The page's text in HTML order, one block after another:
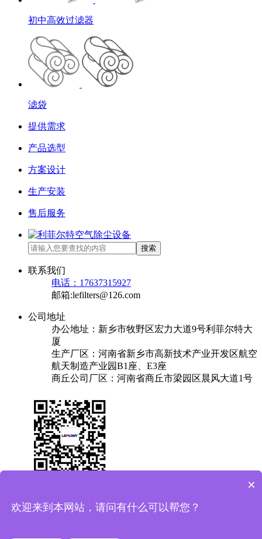
初中高效过滤器
滤袋
提供需求
产品选型
方案设计
生产安装
售后服务
搜索
联系我们
电话：17637315927
邮箱:lefilters@126.com
公司地址
办公地址：新乡市牧野区宏力大道9号利菲尔特大
厦
生产厂区：河南省新乡市高新技术产业开发区航空
航天制造产业园B1座、E3座
商丘公司厂区：河南省商丘市梁园区晨风大道1号
×
欢迎来到本网站，请问有什么可以帮您？